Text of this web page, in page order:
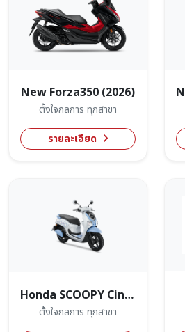
New Forza350 (2026)
ตั้งใจกลการ ทุกสาขา
รายละเอียด
Honda SCOOPY Cinnamoroll Limited Edition
ตั้งใจกลการ ทุกสาขา